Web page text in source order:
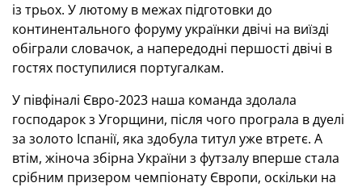
із трьох. У лютому в межах підготовки до
континентального форуму українки двічі на виїзді
обіграли словачок, а напередодні першості двічі в
гостях поступилися португалкам.
У півфіналі Євро-2023 наша команда здолала
господарок з Угорщини, після чого програла в дуелі
за золото Іспанії, яка здобула титул уже втретє. А
втім, жіноча збірна України з футзалу вперше стала
срібним призером чемпіонату Європи, оскільки на